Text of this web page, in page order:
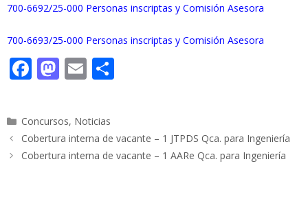
700-6692/25-000 Personas inscriptas y Comisión Asesora
700-6693/25-000 Personas inscriptas y Comisión Asesora
F
e
b
o
M
to
d
o
E
ai
l p
ar
Categorías
Concursos, Noticias
Cobertura interna de vacante – 1 JTPDS Qca. para Ingeniería
Cobertura interna de vacante – 1 AARe Qca. para Ingeniería